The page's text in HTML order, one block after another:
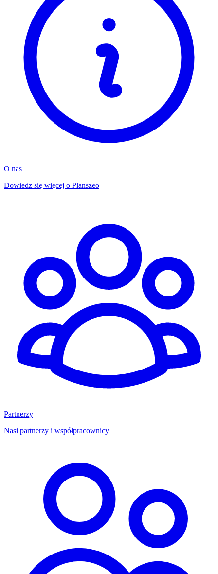
O nas
Dowiedz się więcej o Planszeo
Partnerzy
Nasi partnerzy i współpracownicy